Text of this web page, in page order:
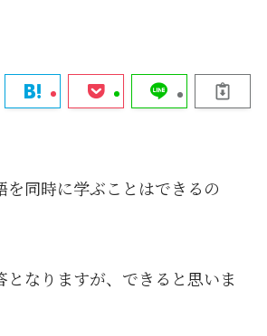
を同時に学ぶことはできるの
となりますが、できると思いま